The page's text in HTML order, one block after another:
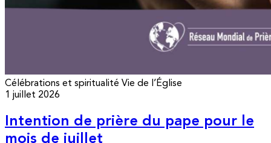
Célébrations et spiritualité Vie de l’Église
1 juillet 2026
Intention de prière du pape pour le
mois de juillet